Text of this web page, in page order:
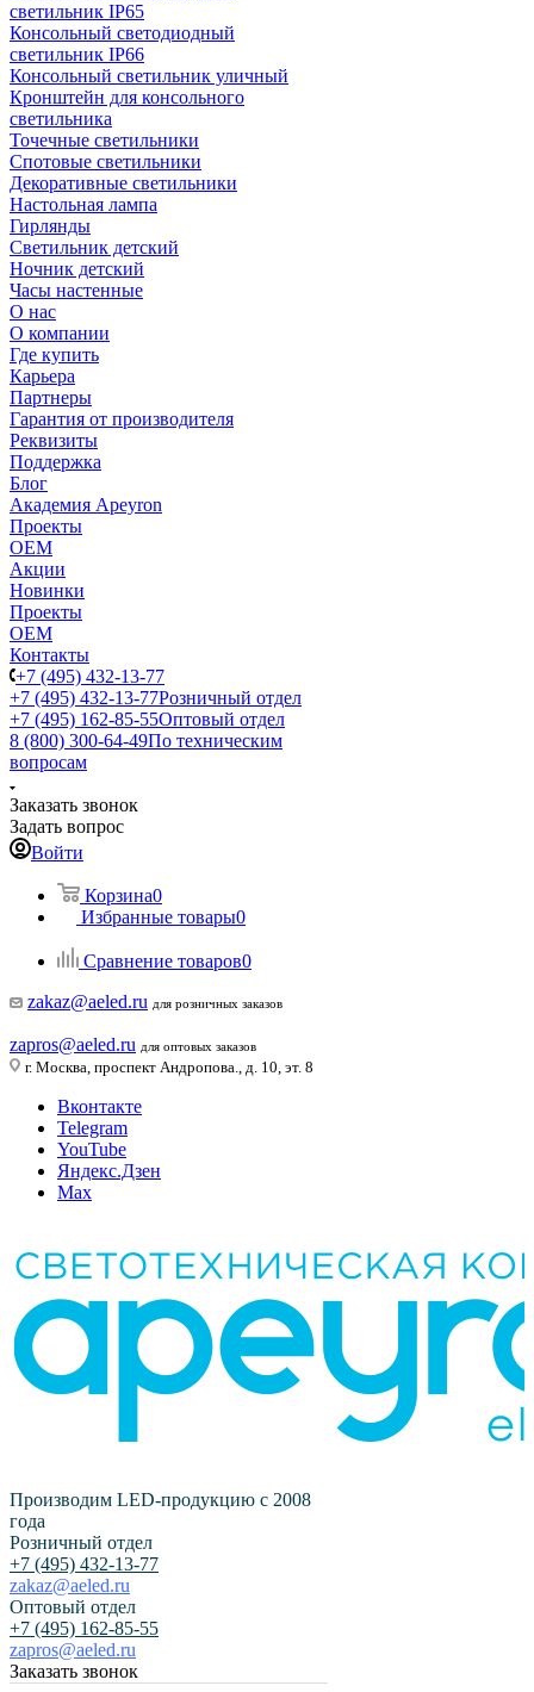
светильник IP65
Консольный светодиодный
светильник IP66
Консольный светильник уличный
Кронштейн для консольного
светильника
Точечные светильники
Спотовые светильники
Декоративные светильники
Настольная лампа
Гирлянды
Светильник детский
Ночник детский
Часы настенные
О нас
О компании
Где купить
Карьера
Партнеры
Гарантия от производителя
Реквизиты
Поддержка
Блог
Академия Apeyron
Проекты
ОЕМ
Акции
Новинки
Проекты
ОЕМ
Контакты
+7 (495) 432-13-77
+7 (495) 432-13-77Розничный отдел
+7 (495) 162-85-55Оптовый отдел
8 (800) 300-64-49По техническим
вопросам
Заказать звонок
Задать вопрос
Войти
Корзина0
Избранные товары0
Сравнение товаров0
zakaz@aeled.ru для розничных заказов
zapros@aeled.ru для оптовых заказов
г. Москва, проспект Андропова., д. 10, эт. 8
Вконтакте
Telegram
YouTube
Яндекс.Дзен
Max
Производим LED-продукцию с 2008
года
Розничный отдел
+7 (495) 432-13-77
zakaz@aeled.ru
Оптовый отдел
+7 (495) 162-85-55
zapros@aeled.ru
Заказать звонок